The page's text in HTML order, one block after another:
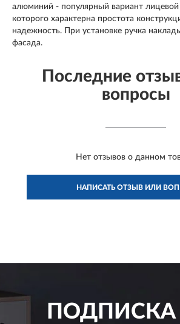
алюминий - популярный вариант
которого характерна простота
надежность. При установке ручка
фасада.
Последние
вопросы
Нет отзывов о данном
НАПИСАТЬ ОТЗЫВ ИЛИ
ПОДПИСКА